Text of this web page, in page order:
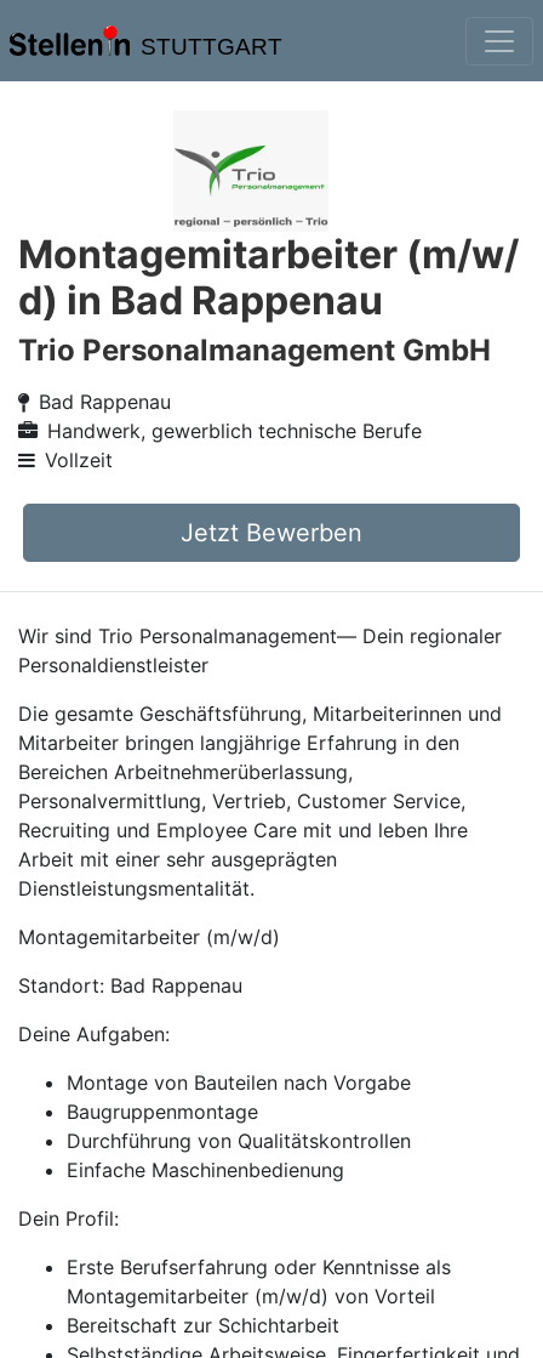
STUTTGART
Montagemitarbeiter (m/w/
d) in Bad Rappenau
Trio Personalmanagement GmbH
Bad Rappenau
Handwerk, gewerblich technische Berufe
Vollzeit
Jetzt Bewerben
Wir sind Trio Personalmanagement— Dein regionaler
Personaldienstleister
Die gesamte Geschäftsführung, Mitarbeiterinnen und
Mitarbeiter bringen langjährige Erfahrung in den
Bereichen Arbeitnehmerüberlassung,
Personalvermittlung, Vertrieb, Customer Service,
Recruiting und Employee Care mit und leben Ihre
Arbeit mit einer sehr ausgeprägten
Dienstleistungsmentalität.
Montagemitarbeiter (m/w/d)
Standort: Bad Rappenau
Deine Aufgaben:
Montage von Bauteilen nach Vorgabe
Baugruppenmontage
Durchführung von Qualitätskontrollen
Einfache Maschinenbedienung
Dein Profil:
Erste Berufserfahrung oder Kenntnisse als
Montagemitarbeiter (m/w/d) von Vorteil
Bereitschaft zur Schichtarbeit